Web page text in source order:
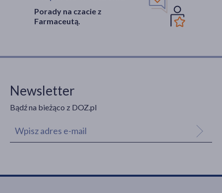
Porady na czacie z
Farmaceutą.
Newsletter
Bądź na bieżąco z DOZ.pl